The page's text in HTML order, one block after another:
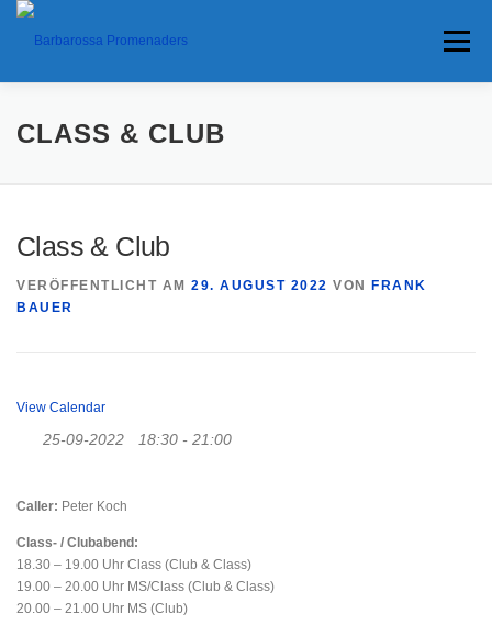
Menü
HOME TERMINE
INTERESSANTES
CLASS & CLUB
Class & Club
VERÖFFENTLICHT AM 29. AUGUST 2022 VON
FRANK
BAUER
View Calendar
25-09-2022 18:30 - 21:00
Caller: Peter Koch
Class- / Clubabend:
18.30 – 19.00 Uhr Class (Club & Class)
19.00 – 20.00 Uhr MS/Class (Club & Class)
20.00 – 21.00 Uhr MS (Club)